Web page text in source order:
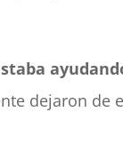
dejaron de